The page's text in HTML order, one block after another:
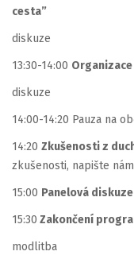
cesta”
diskuze
13:30-14:00
diskuze
14:00-14:20 Pauza na
14:20 Zkušenosti z
zkušenosti, napište
15:00 Panelová diskuze
15:30 Zakončení
modlitba